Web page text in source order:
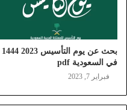
بحث عن يوم التأسيس 2023 1444
في السعودية pdf
فبراير 7, 2023